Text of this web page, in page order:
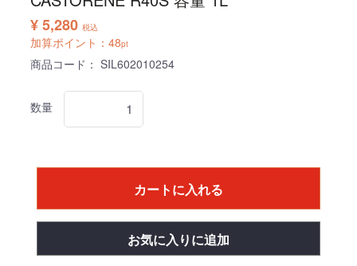
¥ 5,280 税込
加算ポイント： 48pt
商品コード： SIL602010254
数量
カートに入れる
お気に入りに追加